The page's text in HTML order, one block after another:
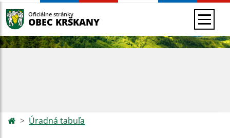
Oficiálne stránky
OBEC KRŠKANY
Úradná tabuľa